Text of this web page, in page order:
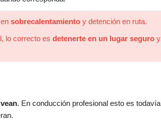
sobrecalentamientoy detención en ruta.
lo correcto es detenerte en un lugar seguroy
vean. En conducción profesional esto es todavía